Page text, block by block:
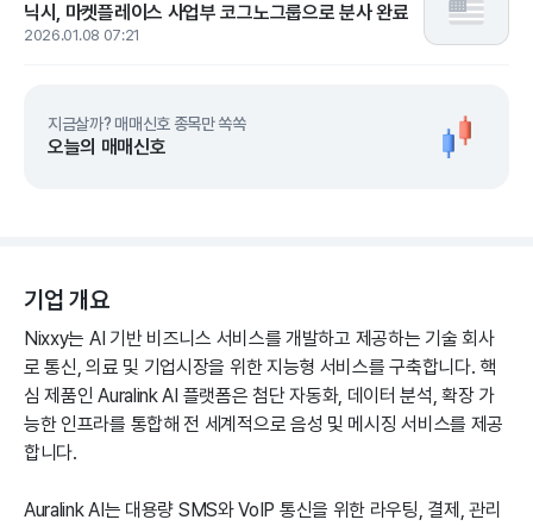
닉시, 마켓플레이스 사업부 코그노그룹으로 분사 완료
2026.01.08 07:21
지금살까? 매매신호 종목만 쏙쏙
오늘의 매매신호
기업 개요
Nixxy는 AI 기반 비즈니스 서비스를 개발하고 제공하는 기술 회사
로 통신, 의료 및 기업시장을 위한 지능형 서비스를 구축합니다. 핵
심 제품인 Auralink AI 플랫폼은 첨단 자동화, 데이터 분석, 확장 가
능한 인프라를 통합해 전 세계적으로 음성 및 메시징 서비스를 제공
합니다.
Auralink AI는 대용량 SMS와 VoIP 통신을 위한 라우팅, 결제, 관리